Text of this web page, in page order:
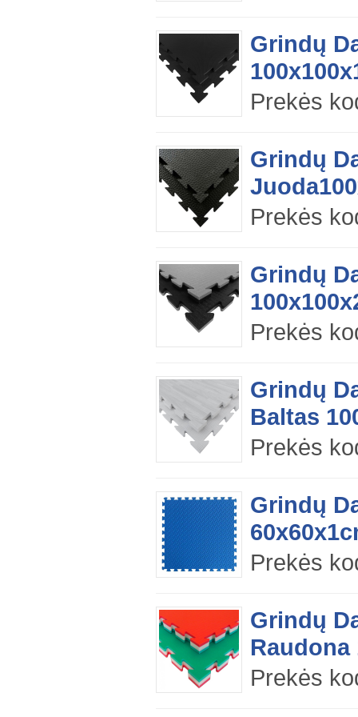
Grindų
Prekės
Grindų
Prekės
Grindų
Prekės
Grindų
Baltas
Prekės
Grindų
Prekės
Grindų
Raudona
Prekės